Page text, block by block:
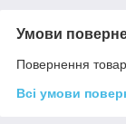
Умови
Повернення
Всі умови